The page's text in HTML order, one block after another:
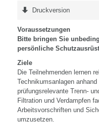
Druckversion
Voraussetzungen
Bitte bringen Sie
persönliche
Ziele
Die Teilnehmenden lernen
Technikumsanlagen
prüfungsrelevante Trenn-
Filtration und Verdampfen
Arbeitsvorschriften und
umzusetzen.